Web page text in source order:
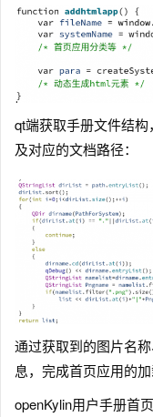
qt端获取手册文件结
及对应的文档路径：
通过获取到的图片名
息，完成首页应用的加
openKylin用户手册首